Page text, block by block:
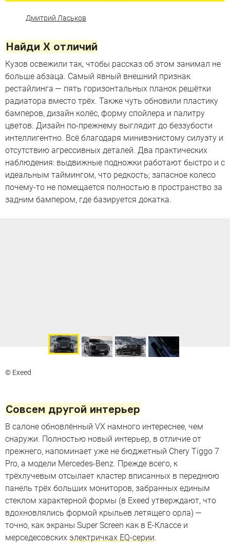
Дмитрий Ласьков
Найди X отличий
Кузов освежили так, чтобы рассказ об этом занимал не
больше абзаца. Самый явный внешний признак
рестайлинга — пять горизонтальных планок решётки
радиатора вместо трёх. Также чуть обновили пластику
бамперов, дизайн колёс, форму спойлера и палитру
цветов. Дизайн по-прежнему выглядит до беззубости
интеллигентно. Всё благодаря минивэнистому силуэту и
отсутствию агрессивных деталей. Два практических
наблюдения: выдвижные подножки работают быстро и с
идеальным таймингом, что редкость; запасное колесо
почему-то не помещается полностью в пространство за
задним бампером, где базируется докатка.
© Exeed
Совсем другой интерьер
В салоне обновлённый VX намного интереснее, чем
снаружи. Полностью новый интерьер, в отличие от
прежнего, напоминает уже не бюджетный Chery Tiggo 7
Pro, а модели Mercedes-Benz. Прежде всего, к
трёхлучевым отсылает кластер вписанных в переднюю
панель трёх больших мониторов, забранных единым
стеклом характерной формы (в Exeed утверждают, что
вдохновлялись формой крыльев летящего орла) —
точно, как экраны Super Screen как в Е-Классе и
мерседесовских электричках EQ-серии.